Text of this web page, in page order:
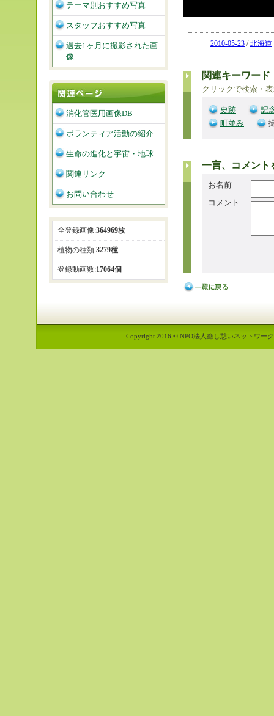
2010-05-23 /北海道
関連キーワード
クリックで検索・
史跡
記
町並み
一言、コメント
お名前
コメント
テーマ別おすすめ写真
スタッフおすすめ写真
過去1ヶ月に撮影された画
像
消化管医用画像DB
ボランティア活動の紹介
生命の進化と宇宙・地球
関連リンク
お問い合わせ
全登録画像:364969枚
植物の種類:3279種
登録動画数:17064個
Copyright 2016 © NPO法人癒し憩いネットワー